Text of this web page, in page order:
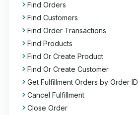
Find Orders
Find Customers
Find Order Transactions
Find Products
Find Or Create Product
Find Or Create Customer
Get Fulfillment Orders by Order ID
Cancel Fulfillment
Close Order